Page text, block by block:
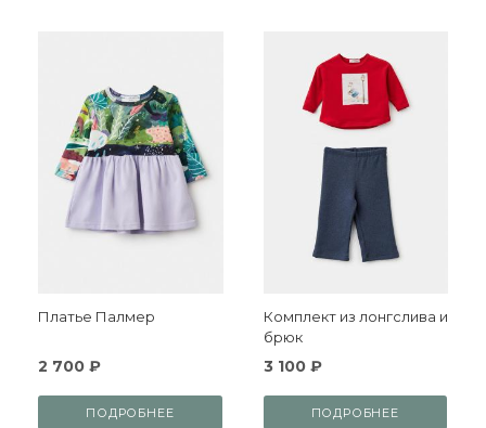
Платье Палмер
2 700 ₽
ПОДРОБНЕЕ
Комплект из лонгслива и
брюк
3 100 ₽
ПОДРОБНЕЕ